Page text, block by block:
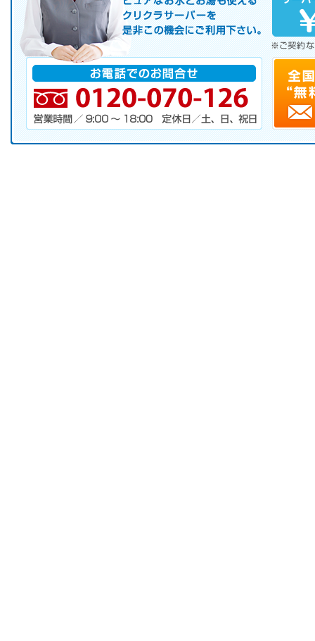
ピュアなお水とお湯も使えるクリクラサーバーを是非この機会にご
サーバレンタル
ご自宅まで配送
※ご契約なさらなくても結構です。
お電話でのお問合せ